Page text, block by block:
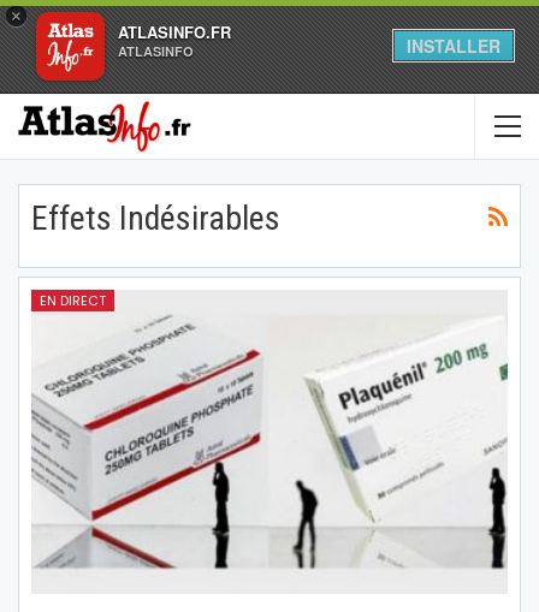
×
ATLASINFO.FR
ATLASINFO INSTALLER
Effets Indésirables
EN DIRECT